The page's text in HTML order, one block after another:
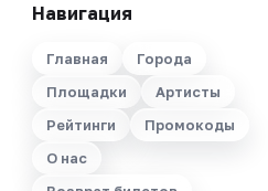
Навигация
Главная
Города
Площадки
Артисты
Рейтинги
Промокоды
О нас